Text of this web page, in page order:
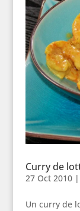
Curry de
27 Oct 2010|
Un curry de